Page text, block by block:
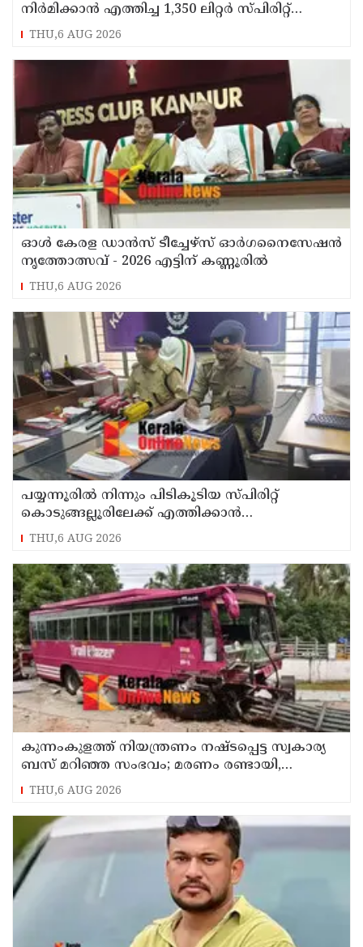
നിർമിക്കാൻ എത്തിച്ച 1,350 ലിറ്റർ സ്പിരിറ്റ്
പിടികൂടി; രണ്ട് പേർ അറസ്റ്റിൽ
THU,6 AUG 2026
ഓൾ കേരള ഡാൻസ് ടീച്ചേഴ്സ് ഓർഗനൈസേഷൻ
നൃത്തോത്സവ് - 2026 എട്ടിന് കണ്ണൂരിൽ
THU,6 AUG 2026
പയ്യന്നൂരിൽ നിന്നും പിടികൂടിയ സ്പിരിറ്റ്
കൊടുങ്ങല്ലൂരിലേക്ക് എത്തിക്കാൻ
പദ്ധതിയിട്ടുവെന്ന് എക്സൈസ് ഡെപ്യൂട്ടി
THU,6 AUG 2026
കുന്നംകുളത്ത് നിയന്ത്രണം നഷ്ടപ്പെട്ട സ്വകാര്യ
ബസ് മറിഞ്ഞ സംഭവം; മരണം രണ്ടായി,
എട്ടുപേർക്ക് പരിക്ക്
THU,6 AUG 2026